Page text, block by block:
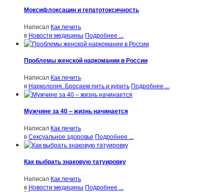
Моксифлоксацин и гепатотоксичность
Написал Как лечить
в Новости медицины Подробнее ...
Проблемы женской наркомании в России
Написал Как лечить
в Наркология. Бросаем пить и курить Подробнее ...
Мужчине за 40 – жизнь начинается
Написал Как лечить
вСексуальное здоровье Подробнее ...
Как выбрать знаковую татуировку
Написал Как лечить
в Новости медицины Подробнее ...